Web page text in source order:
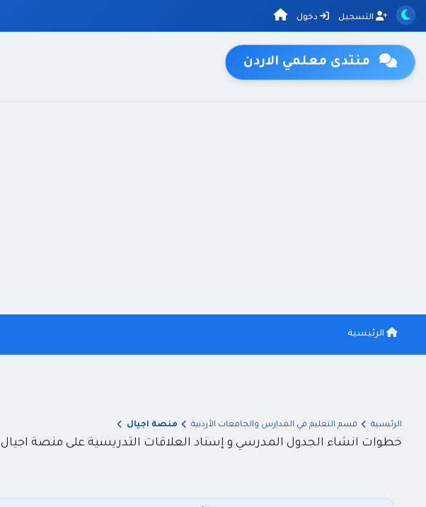
التسجيل دخول
منتدى معلمي الاردن
الرئيسية
الرئيسية قسم التعليم في المدارس والجامعات الأردنية منصة اجيال
خطوات انشاء الجدول المدرسي و إسناد العلاقات التدريسية على منصة اجيال